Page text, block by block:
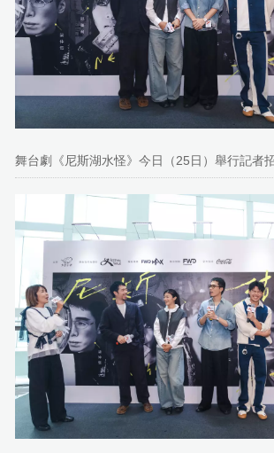
舞台劇《尼斯湖水怪》今日（25日）舉行記者招